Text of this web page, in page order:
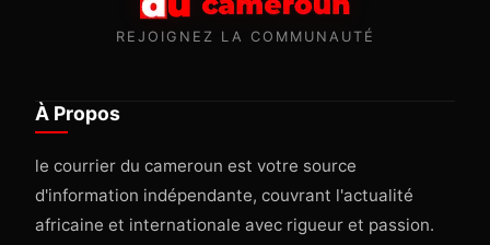
REJOIGNEZ LA COMMUNAUTÉ
À Propos
le courrier du cameroun est votre source
d'information indépendante, couvrant l'actualité
africaine et internationale avec rigueur et passion.